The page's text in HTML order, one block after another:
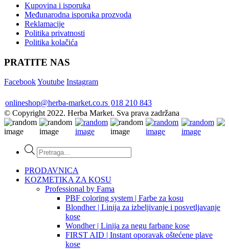
Kupovina i isporuka
Međunarodna isporuka prozvoda
Reklamacije
Politika privatnosti
Politika kolačića
PRATITE NAS
FacebookYoutube Instagram
onlineshop@herba-market.co.rs 018 210 843
© Copyright 2022. Herba Market. Sva prava zadržana
Products
search
PRODAVNICA
KOZMETIKA ZA KOSU
Professional by Fama
PBF coloring system | Farbe za kosu
Blondher | Linija za izbeljivanje i posvetljavanje
kose
Wondher | Linija za negu farbane kose
FIRST AID | Instant oporavak oštećene plave
kose